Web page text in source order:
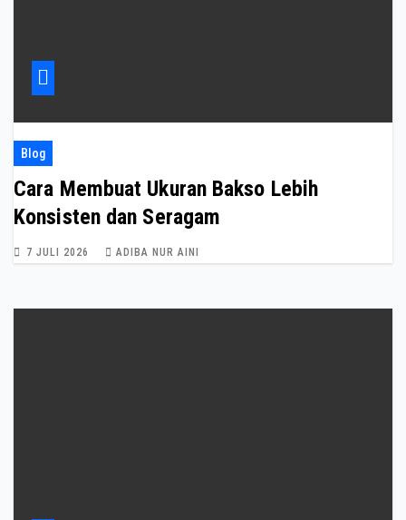
Blog
Cara Membuat Ukuran Bakso Lebih
Konsisten dan Seragam
7 JULI 2026 ADIBA NUR AINI